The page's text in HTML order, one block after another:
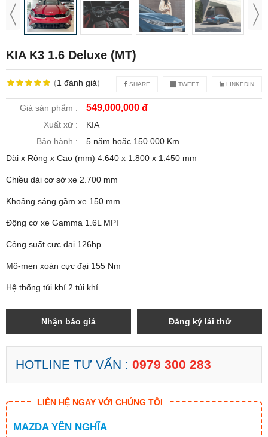
KIA K3 1.6 Deluxe (MT)
(1 đánh giá) SHARE TWEET LINKEDIN
Giá sản phẩm : 549,000,000 đ
Xuất xứ :
KIA
Bảo hành :
5 năm hoặc 150.000 Km
Dài x Rộng x Cao (mm) 4.640 x 1.800 x 1.450 mm
Chiều dài cơ sở xe 2.700 mm
Khoảng sáng gầm xe 150 mm
Động cơ xe Gamma 1.6L MPI
Công suất cực đại 126hp
Mô-men xoán cực đại 155 Nm
Hệ thống túi khí 2 túi khí
Nhận báo giá Đăng ký lái thử
HOTLINE TƯ VẤN : 0979 300 283
LIÊN HỆ NGAY VỚI CHÚNG TÔI
MAZDA YÊN NGHĨA